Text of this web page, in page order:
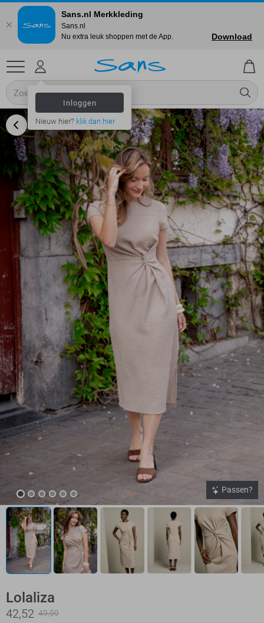
Inloggen
Nieuw hier? klik dan hier
Passen?
Lolaliza
42,52 49,99
Sans.nl Merkkleding
Sans.nl
Nu extra leuk shoppen met de App.
Download